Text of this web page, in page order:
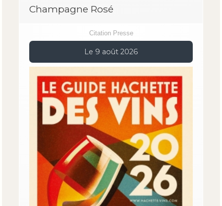
Champagne Rosé
Citation Presse
Le 9 août 2026